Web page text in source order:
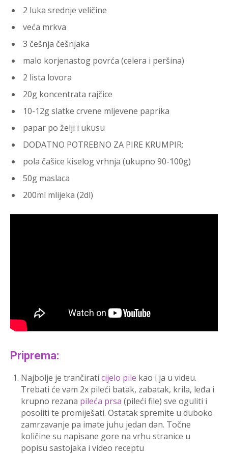
2 luka srednje veličine
veća mrkva
3 češnja češnjaka
malo korjenastog povrća (celera i peršina)
2 lista lovora
20g koncentrata rajčice
10-12g slatke crvene mljevene paprika
papar po želji i ukusu
DODATNO POTREBNO ZA PIRE KRUMPIR:
pola čašice kiselog vrhnja (ukupno 90-100g)
50g maslaca
200ml mlijeka (2dl)
Priprema:
Najbolje je trančirati cijelo pile kao i ja u videu.
Trebati će vam 2x pileći batak, zabatak, krila, leđa i
krupno rezana pileća prsa (pileći file) sve oguliti i
posoliti te promiješati. Ostatak spremite u duboko
zamrzavanje pa imate juhu jedan dan. Točne
količine su napisane gore na vrhu stranice u
popisu sastojaka i video receptu